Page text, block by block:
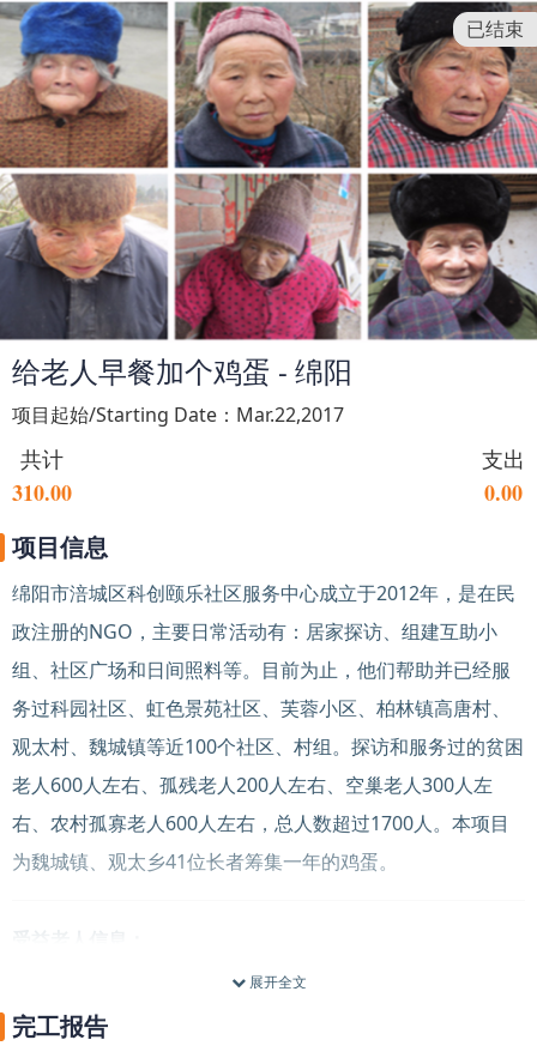
已结束
给老人早餐加个鸡蛋 - 绵阳
项目起始/Starting Date：Mar.22,2017
共计
310.00
支出
0.00
项目信息
绵阳市涪城区科创颐乐社区服务中心成立于2012年， 是在民
政注册的NGO ，主要日常活动有：居家探访、组建互助小
组、社区广场和日间照料等。目前为止，他们帮助并已经服
务过科园社区、虹色景苑社区、芙蓉小区、柏林镇高唐村、
观太村、魏城镇等近100个社区、村组。探访和服务过的贫困
老人600人左右、孤残老人200人左右、空巢老人300人左
右、农村孤寡老人600人左右，总人数超过1700人。 本项目
为魏城镇、观太乡41位长者筹集一年的鸡蛋。
展开全文
完工报告